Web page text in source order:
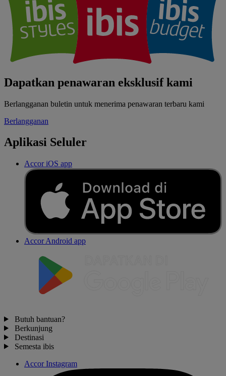
Dapatkan penawaran eksklusif kami
Berlangganan buletin untuk menerima penawaran terbaru kami
Berlangganan
Aplikasi Seluler
Accor iOS app
Accor Android app
Butuh bantuan?
Berkunjung
Destinasi
Semesta ibis
Accor Instagram